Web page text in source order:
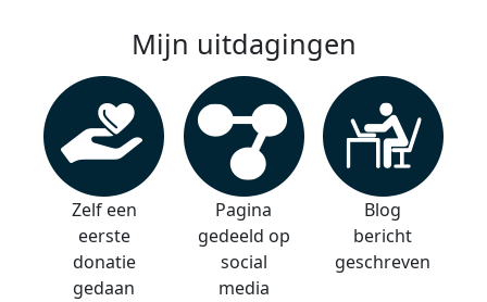
Mijn uitdagingen
Zelf een
eerste
donatie
gedaan
Pagina
gedeeld op
social
media
Blog
bericht
geschreven